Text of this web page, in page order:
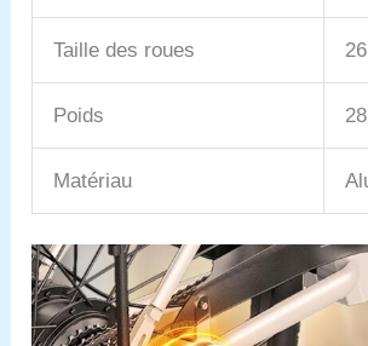
Taille des roues
Poids
Matériau